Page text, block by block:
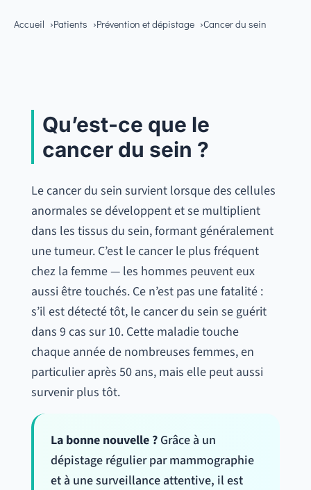
Accueil Patients Prévention et dépistage Cancer du sein
Qu’est-ce que le
cancer du sein ?
Le cancer du sein survient lorsque des cellules
anormales se développent et se multiplient
dans les tissus du sein, formant généralement
une tumeur. C’est le cancer le plus fréquent
chez la femme — les hommes peuvent eux
aussi être touchés. Ce n’est pas une fatalité :
s’il est détecté tôt, le cancer du sein se guérit
dans 9 cas sur 10. Cette maladie touche
chaque année de nombreuses femmes, en
particulier après 50 ans, mais elle peut aussi
survenir plus tôt.
La bonne nouvelle ?Grâce à un
dépistage régulier par mammographie
et à une surveillance attentive, il est